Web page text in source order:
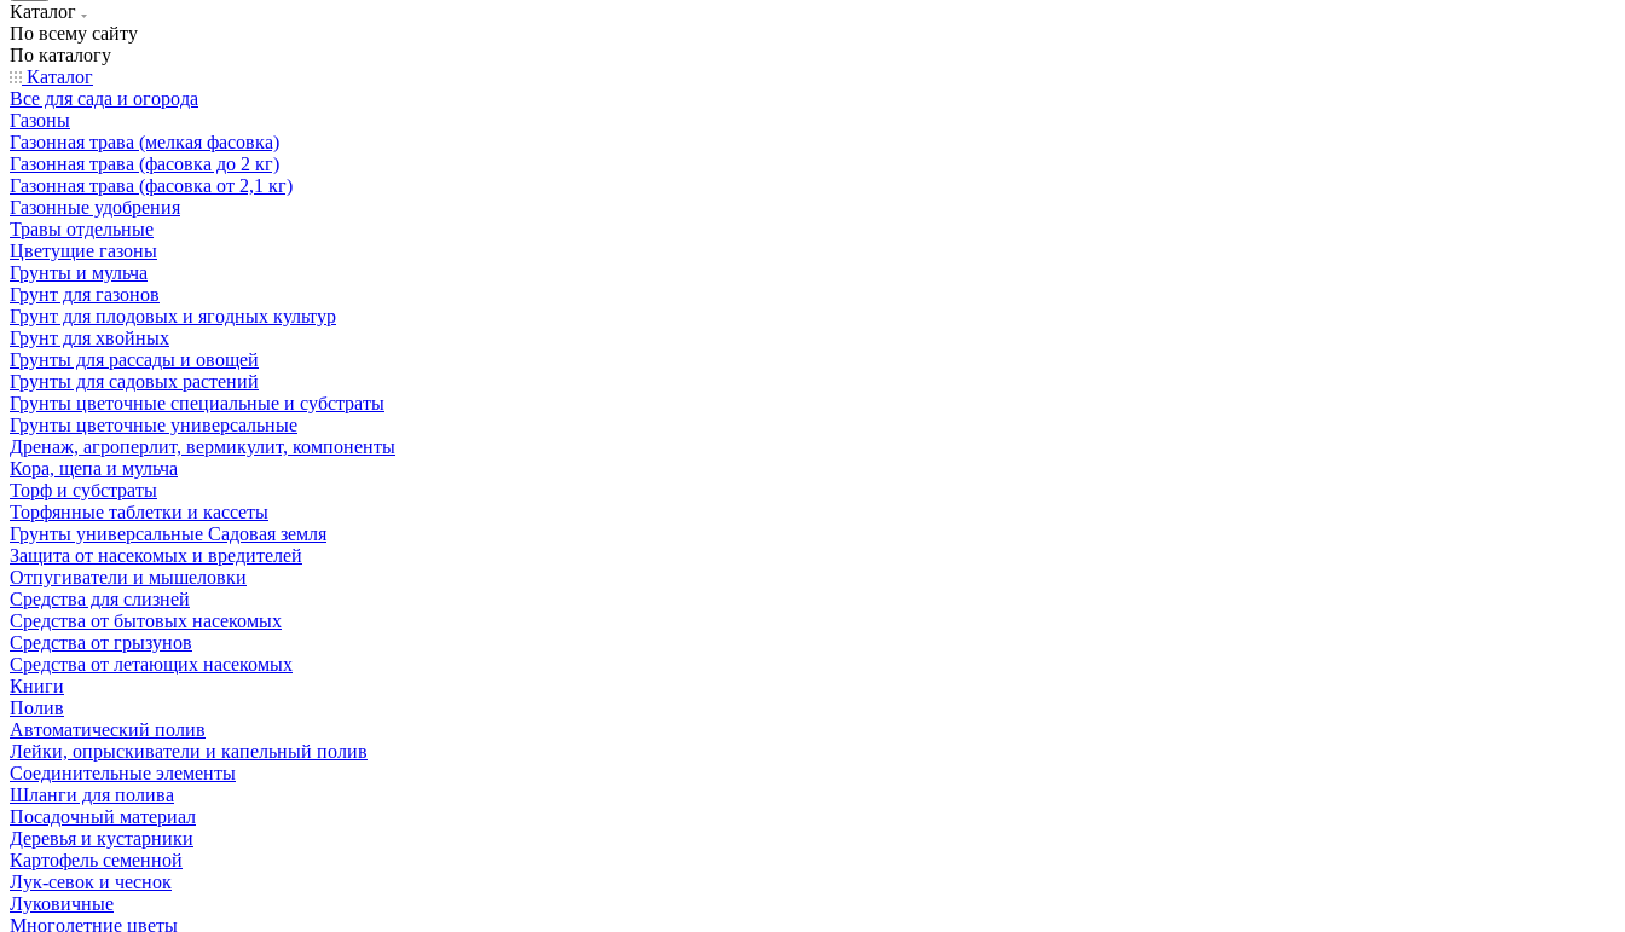
Каталог
По всему сайту
По каталогу
Каталог
Все для сада и огорода
Газоны
Газонная трава (мелкая фасовка)
Газонная трава (фасовка до 2 кг)
Газонная трава (фасовка от 2,1 кг)
Газонные удобрения
Травы отдельные
Цветущие газоны
Грунты и мульча
Грунт для газонов
Грунт для плодовых и ягодных культур
Грунт для хвойных
Грунты для рассады и овощей
Грунты для садовых растений
Грунты цветочные специальные и субстраты
Грунты цветочные универсальные
Дренаж, агроперлит, вермикулит, компоненты
Кора, щепа и мульча
Торф и субстраты
Торфянные таблетки и кассеты
Грунты универсальные Садовая земля
Защита от насекомых и вредителей
Отпугиватели и мышеловки
Средства для слизней
Средства от бытовых насекомых
Средства от грызунов
Средства от летающих насекомых
Книги
Полив
Автоматический полив
Лейки, опрыскиватели и капельный полив
Соединительные элементы
Шланги для полива
Посадочный материал
Деревья и кустарники
Картофель семенной
Лук-севок и чеснок
Луковичные
Многолетние цветы